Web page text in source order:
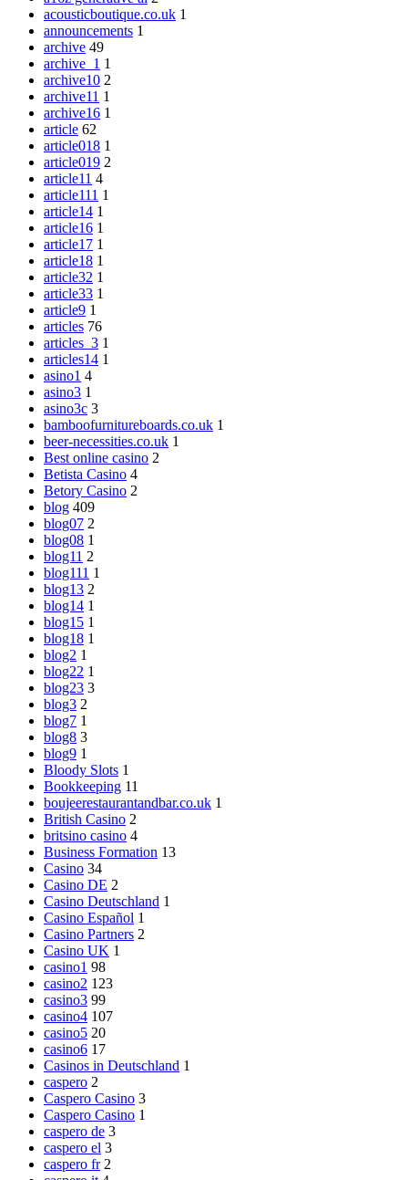
acousticboutique.co.uk 1
announcements 1
archive 49
archive_1 1
archive10 2
archive11 1
archive16 1
article 62
article018 1
article019 2
article11 4
article111 1
article14 1
article16 1
article17 1
article18 1
article32 1
article33 1
article9 1
articles 76
articles_3 1
articles14 1
asino1 4
asino3 1
asino3c 3
bamboofurnitureboards.co.uk 1
beer-necessities.co.uk 1
Best online casino 2
Betista Casino 4
Betory Casino 2
blog 409
blog07 2
blog08 1
blog11 2
blog111 1
blog13 2
blog14 1
blog15 1
blog18 1
blog2 1
blog22 1
blog23 3
blog3 2
blog7 1
blog8 3
blog9 1
Bloody Slots 1
Bookkeeping 11
boujeerestaurantandbar.co.uk 1
British Casino 2
britsino casino 4
Business Formation 13
Casino 34
Casino DE 2
Casino Deutschland 1
Casino Español 1
Casino Partners 2
Casino UK 1
casino1 98
casino2 123
casino3 99
casino4 107
casino5 20
casino6 17
Casinos in Deutschland 1
caspero 2
Caspero Casino 3
Caspero Casino 1
caspero de 3
caspero el 3
caspero fr 2